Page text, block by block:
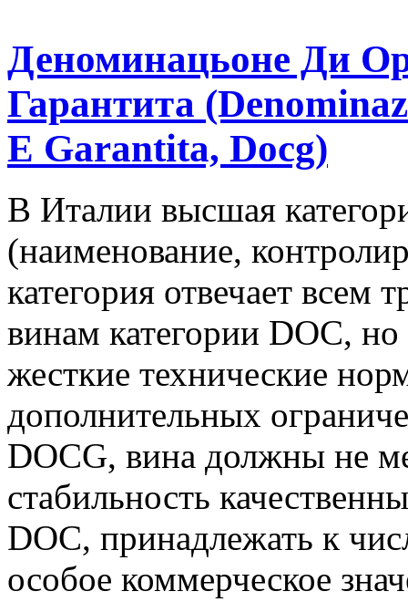
Деноминацьоне Ди
Гарантита
E Garantita, Docg)
В Италии высшая
(наименование,
категория отвечает всем
винам категории DОС, но
жесткие технические
дополнительных
DOCG, вина должны не
стабильность
DОС, принадлежать к
особое коммерческое